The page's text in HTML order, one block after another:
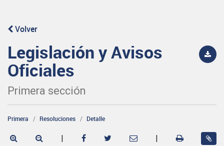
Volver
Legislación y Avisos
Oficiales
Primera sección
Primera Resoluciones Detalle
| |